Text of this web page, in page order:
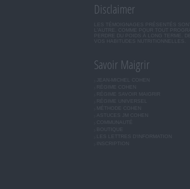
Disclaimer
LES TÉMOIGNAGES PRÉSENTÉS
L'AUTRE. COMME POUR TOUT
PERDRE DU POIDS À LONG TERME.
VOS HABITUDES NUTRITIONNELLES.
Savoir Maigrir
JEAN-MICHEL COHEN
RÉGIME COHEN
RÉGIME SAVOIR MAIGRIR
RÉGIME UNIVERSEL
MÉTHODE COHEN
ASTUCES JM COHEN
COMMUNAUTÉ
BOUTIQUE
LES LETTRES D'INFORMATION
INSCRIPTION